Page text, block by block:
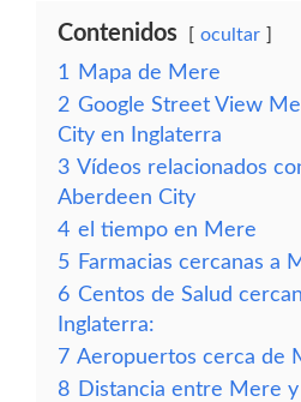
Contenidos ocultar
1
Mapa de Mere
2 Google Street View
City en Inglaterra
3 Vídeos relacionados
Aberdeen City
4 el tiempo en Mere
5 Farmacias cercanas a
6 Centos de Salud
Inglaterra:
7 Aeropuertos cerca de
8 Distancia entre Mere